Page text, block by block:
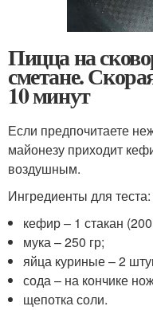
Пицца на
сметане.
10 минут
Если предпочитаете
майонезу приходит
воздушным.
Ингредиенты для теста:
кефир – 1 стакан
мука – 250 гр;
яйца куриные – 2
сода – на кончике
щепотка соли.